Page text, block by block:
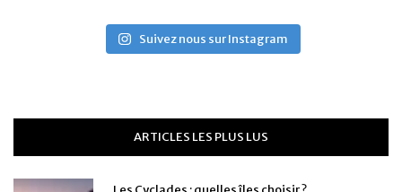
Suivez nous sur Instagram
ARTICLES LES PLUS LUS